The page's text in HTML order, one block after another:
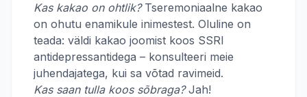
Kas kakao on ohtlik?Tseremoniaalne kakao
on ohutu enamikule inimestest. Oluline on
teada: väldi kakao joomist koos SSRI
antidepressantidega – konsulteeri meie
juhendajatega, kui sa võtad ravimeid.
Kas saan tulla koos sõbraga?Jah!